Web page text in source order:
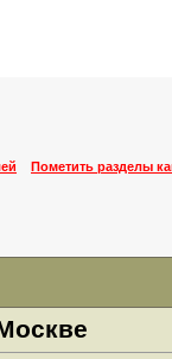
Пометить разделы